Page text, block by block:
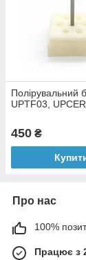
Полірувальний
UPTF03,
450 ₴
Про нас
100%
Працює з